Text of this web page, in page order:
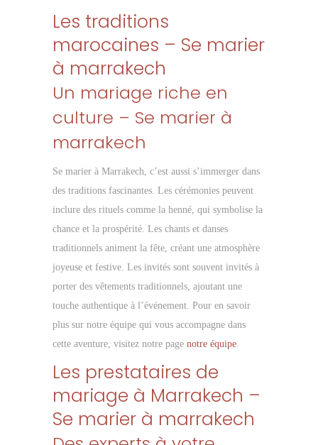
Les traditions
marocaines – Se marier
à marrakech
Un mariage riche en
culture – Se marier à
marrakech
Se marier à Marrakech, c’est aussi s’immerger dans
des traditions fascinantes. Les cérémonies peuvent
inclure des rituels comme la henné, qui symbolise la
chance et la prospérité. Les chants et danses
traditionnels animent la fête, créant une atmosphère
joyeuse et festive. Les invités sont souvent invités à
porter des vêtements traditionnels, ajoutant une
touche authentique à l’événement. Pour en savoir
plus sur notre équipe qui vous accompagne dans
cette aventure, visitez notre page notre équipe.
Les prestataires de
mariage à Marrakech –
Se marier à marrakech